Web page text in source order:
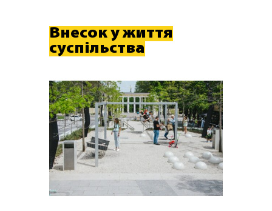
Внесок у життя
суспільства